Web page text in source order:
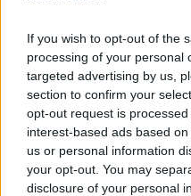
If you wish to opt-out of the
processing of your personal
targeted advertising by us,
section to confirm your
opt-out request is
interest-based ads based
us or personal information
your opt-out. You may
disclosure of your personal